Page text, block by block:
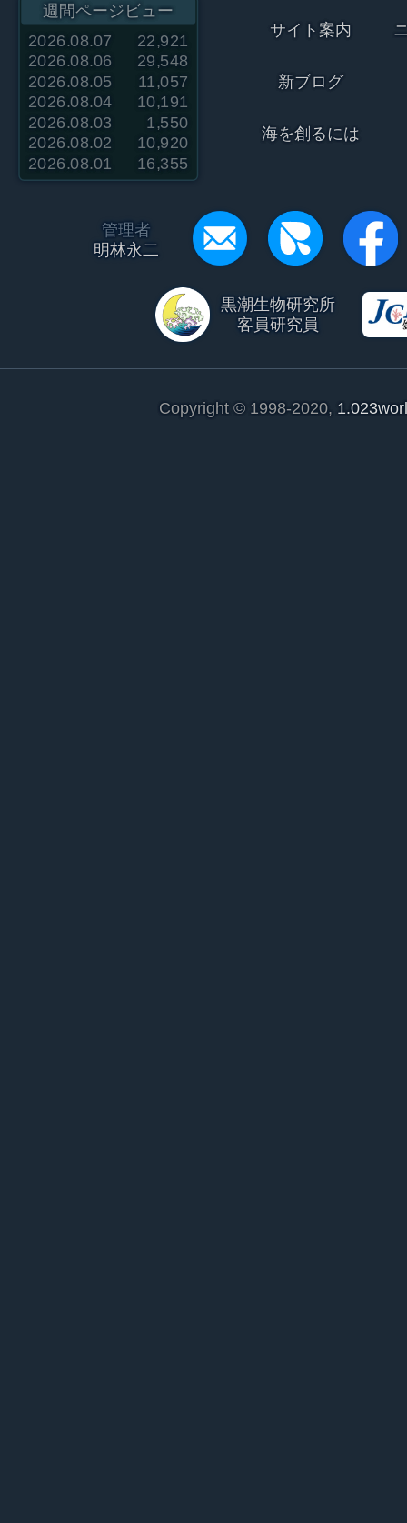
週間ページビュー
2026.08.07
22,921
2026.08.06
29,548
2026.08.05
11,057
2026.08.04
10,191
2026.08.03
1,550
2026.08.02
10,920
2026.08.01
16,355
サイト案内
新ブログ
海を創るには
管理者
明林永二
黒潮生物研究所
客員研究員
Copyright © 1998-2020,